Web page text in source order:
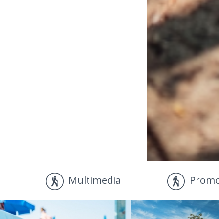
Multimedia